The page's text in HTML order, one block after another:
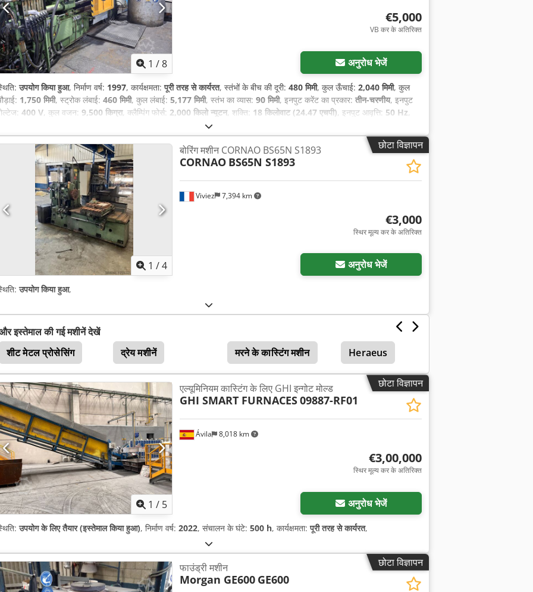
1 /8
€5,000
VB कर के अतिरिक्त
अनुरोध भेजें
उपयोग किया हुआ, निर्माण वर्ष: 1997, कार्यक्षमता:पूरी तरह से कार्यरत, स्तंभों के बीच की दूरी: 480 मिमी, कुल ऊँचाई: 2,040 मिमी, कुल
1,750 मिमी, स्ट्रोक लंबाई: 460 मिमी, कुल लंबाई: 5,177 मिमी, स्तंभ का व्यास: 90 मिमी, इनपुट करेंट का प्रकार: तीन-चरणीय, इनपुट
400 V, कुल वजन: 9,500 किग्रा, क्लैम्पिंग फोर्स: 2,000 किलो न्यूटन, शक्ति: 18 किलोवाट (24.47 एचपी), इनपुट आवृत्ति: 50 Hz,
छोटा विज्ञापन
1 /4
Viviez 7,394 km
बोरिंग मशीन CORNAO BS65N S1893
CORNAO BS65N S1893
€3,000
स्थिर मूल्य कर के अतिरिक्त
अनुरोध भेजें
उपयोग किया हुआ,
इस्तेमाल की गई मशीनें देखें
शीट मेटल प्रोसेसिंग
द्रेय मशीनें मरने के कास्टिंग मशीन Heraeus
छोटा विज्ञापन
1 / 5
Ávila 8,018 km
एल्यूमिनियम कास्टिंग के लिए GHI इन्गोट मोल्ड
GHI SMART FURNACES09887-RF01
€3,00,000
स्थिर मूल्य कर के अतिरिक्त
अनुरोध भेजें
उपयोग के लिए तैयार (इस्तेमाल किया हुआ), निर्माण वर्ष: 2022, संचालन के घंटे: 500 h, कार्यक्षमता:पूरी तरह से कार्यरत,
छोटा विज्ञापन
फाउंड्री मशीन
Morgan GE600 GE600